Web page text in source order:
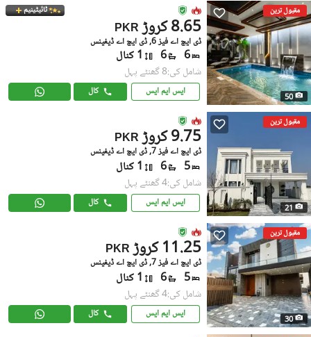
مقبول ترین
50
ٹائیٹینیم
PKR 8.65 کروڑ
ڈی ایچ اے فیز 6, ڈی ایچ اے ڈیفینس
6
6 1 کنال
شامل کی:8 گھنٹے پہل
ایس ایم ایس کال
مقبول ترین
21
PKR 9.75 کروڑ
ڈی ایچ اے فیز 7, ڈی ایچ اے ڈیفینس
5
6 1 کنال
شامل کی:4 گھنٹے پہل
ایس ایم ایس کال
مقبول ترین
30
PKR 11.25 کروڑ
ڈی ایچ اے فیز 7, ڈی ایچ اے ڈیفینس
5
6 1 کنال
شامل کی:4 گھنٹے پہل
ایس ایم ایس کال